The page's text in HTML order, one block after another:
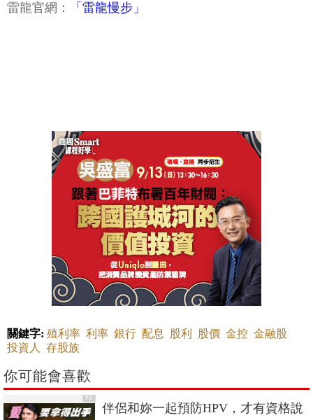
雷龍官網：
「雷龍慢步」
關鍵字: 殖利率 利率 銀行 配息 股利 股價 金控 金融股
投資人
存股族
你可能會喜歡
PR
伴侶和妳一起預防HPV，才有資格說